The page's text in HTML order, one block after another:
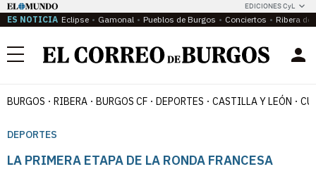
EDICIONES CyL
ES NOTICIA Eclipse Gamonal Pueblos de Burgos Conciertos Ribera del
Menú
BURGOS RIBERA BURGOS CF DEPORTES CASTILLA Y LEÓN
DEPORTES
LA PRIMERA ETAPA DE LA RONDA FRANCESA